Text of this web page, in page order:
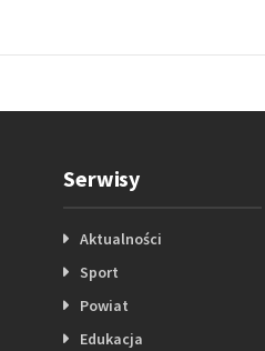
Serwisy
Aktualności
Sport
Powiat
Edukacja